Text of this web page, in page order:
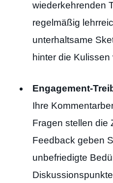
wiederkehrenden
regelmäßig
unterhaltsame
hinter die Kulissen
Engagement-
Ihre
Fragen stellen die
Feedback geben
unbefriedigte